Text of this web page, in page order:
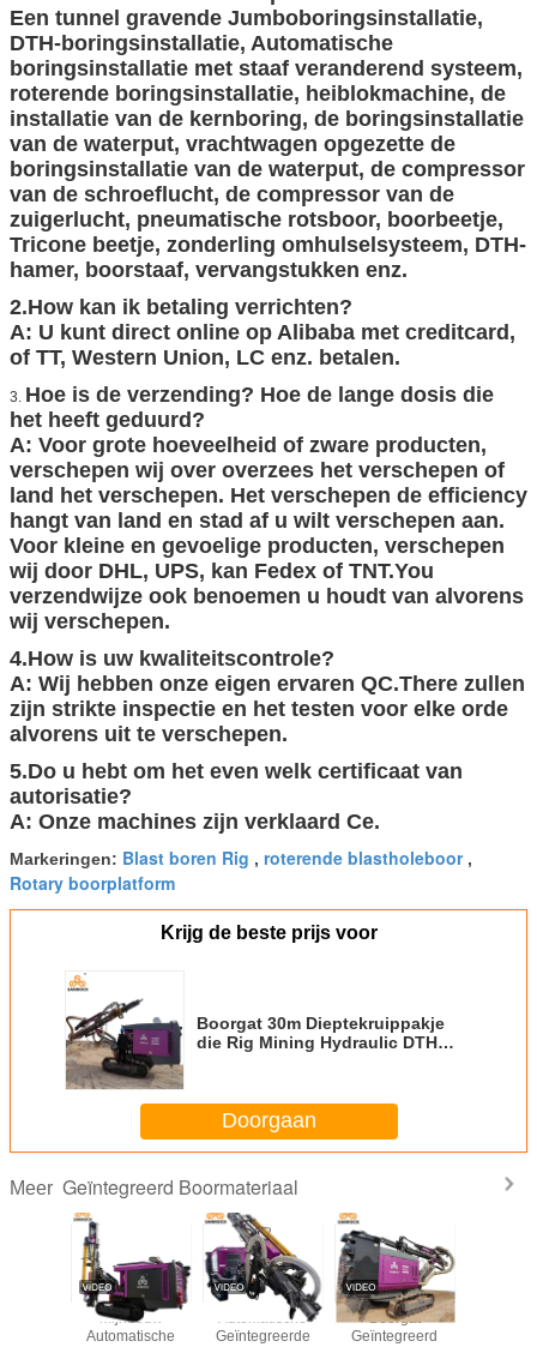
Grondontruiming 360 mm
Boringsstaaf 6+1, φ
DTH-hamer 3“/4“/5“
Luchtconsumptie 20 m3/min
Roterende torsie (Max.) 3300 N. m
Roterende snelheid 0-120 r/min
Bedrijfsinformatie
1.What kunt u van ons kopen?
Een tunnel gravende Jumboboringsinstallatie,
DTH-boringsinstallatie, Automatische
boringsinstallatie met staaf veranderend systeem,
roterende boringsinstallatie, heiblokmachine, de
installatie van de kernboring, de boringsinstallatie
van de waterput, vrachtwagen opgezette de
boringsinstallatie van de waterput, de compressor
van de schroeflucht, de compressor van de
zuigerlucht, pneumatische rotsboor, boorbeetje,
Tricone beetje, zonderling omhulselsysteem, DTH-
hamer, boorstaaf, vervangstukken enz.
2.How kan ik betaling verrichten?
A: U kunt direct online op Alibaba met creditcard,
Hoe is de verzending? Hoe de lange dosis die
het heeft geduurd?
A: Voor grote hoeveelheid of zware producten,
verschepen wij over overzees het verschepen of
land het verschepen. Het verschepen de efficiency
hangt van land en stad af u wilt verschepen aan.
Voor kleine en gevoelige producten, verschepen
verzendwijze ook benoemen u houdt van alvorens
wij verschepen.
4.How is uw kwaliteitscontrole?
A: Wij hebben onze eigen ervaren QC.There zullen
zijn strikte inspectie en het testen voor elke orde
alvorens uit te verschepen.